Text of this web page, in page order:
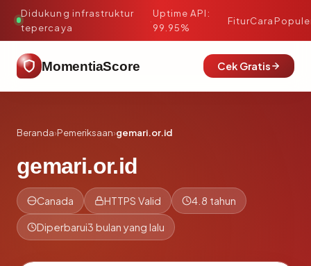
Didukung infrastruktur
tepercaya
·
Uptime API:
99.95%
FiturCara
MomentiaScore Cek Gratis
Beranda›Pemeriksaan›gemari.or.id
gemari.or.id
Canada HTTPS Valid 4.8 tahun
Diperbarui3 bulan yang lalu